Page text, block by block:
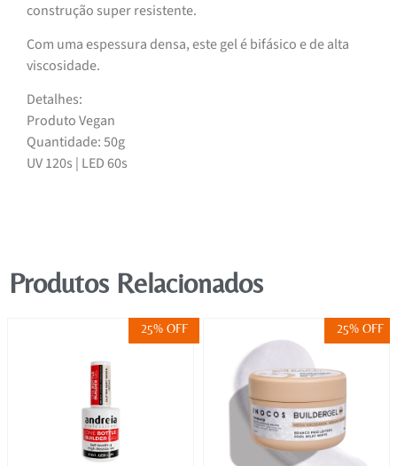
construção super resistente.
Com uma espessura densa, este gel é bifásico e de alta
viscosidade.
Detalhes:
Produto Vegan
Quantidade: 50g
UV 120s | LED 60s
Produtos Relacionados
25% OFF 25% OFF